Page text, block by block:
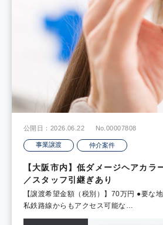
公開日：2026.06.22 No.00007808
事業譲渡 仲介案件
【大阪市内】低ダメージヘアカラ
／スタッフ引継ぎあり
【譲渡希望金額（税別）】70万円 ●要な
私鉄路線からもアクセス可能な…